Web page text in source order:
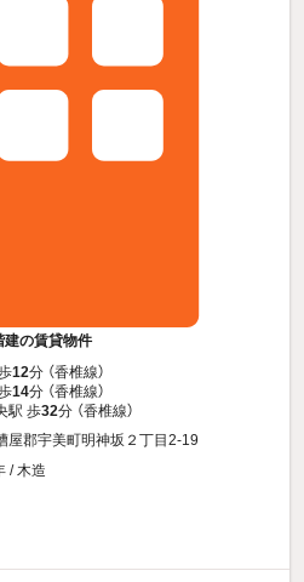
建の賃貸物件
12分 （香椎線）
14分 （香椎線）
駅 歩32分 （香椎線）
屋郡宇美町明神坂２丁目2-19
/ 木造